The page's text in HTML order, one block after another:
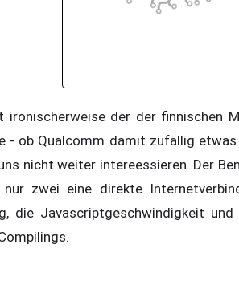
ironischerweise der der finnischen
- ob Qualcomm damit zufällig
nicht weiter intereessieren. Der
nur zwei eine direkte
die Javascriptgeschwindigkeit